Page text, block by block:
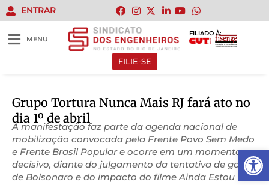
Abrir
ENTRAR
MENU
FILIADO À:
FILIE-SE
Grupo Tortura Nunca Mais RJ fará ato no
dia 1º de abril
A manifestação faz parte da agenda nacional de
mobilização convocada pela Frente Povo Sem Medo
e Frente Brasil Popular e ocorre em um momento
decisivo, diante do julgamento da tentativa de golpe
de Bolsonaro e do impacto do filme Ainda Estou